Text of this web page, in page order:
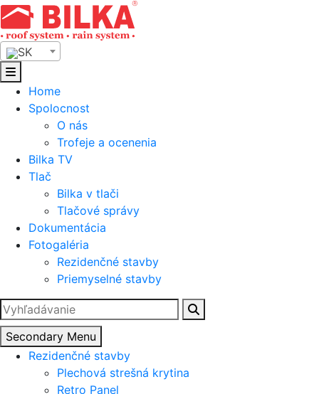
Skip
to
content
SK
Home
Spolocnost
O nás
Trofeje a ocenenia
Bilka TV
Tlač
Bilka v tlači
Tlačové správy
Dokumentácia
Fotogaléria
Rezidenčné stavby
Priemyselné stavby
Hľadať:
Secondary Menu
Rezidenčné stavby
Plechová strešná krytina
Retro Panel